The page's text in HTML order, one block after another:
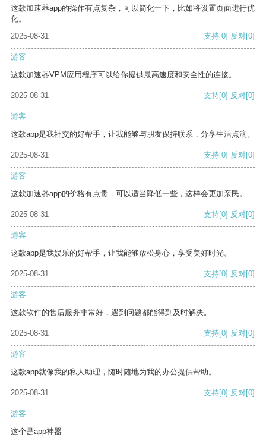
这款加速器app的操作有点复杂，可以简化一下，比如将设置页面进行优
化。
2025-08-31
支持[0] 反对[0]
游客
这款加速器VPM应用程序可以给你提供最高速度和安全性的连接。
2025-08-31 支持[0] 反对[0]
游客
这款app是我社交的好帮手，让我能够与朋友保持联系，分享生活点滴。
2025-08-31 支持[0] 反对[0]
游客
这款加速器app的价格有点贵，可以适当降低一些，这样会更加亲民。
2025-08-31 支持[0] 反对[0]
游客
这款app是我娱乐的好帮手，让我能够放松身心，享受美好时光。
2025-08-31 支持[0] 反对[0]
游客
这款软件的售后服务非常好，遇到问题都能得到及时解决。
2025-08-31 支持[0] 反对[0]
游客
这款app就像我的私人助理，随时随地为我的办公提供帮助。
2025-08-31 支持[0] 反对[0]
游客
这个是app神器